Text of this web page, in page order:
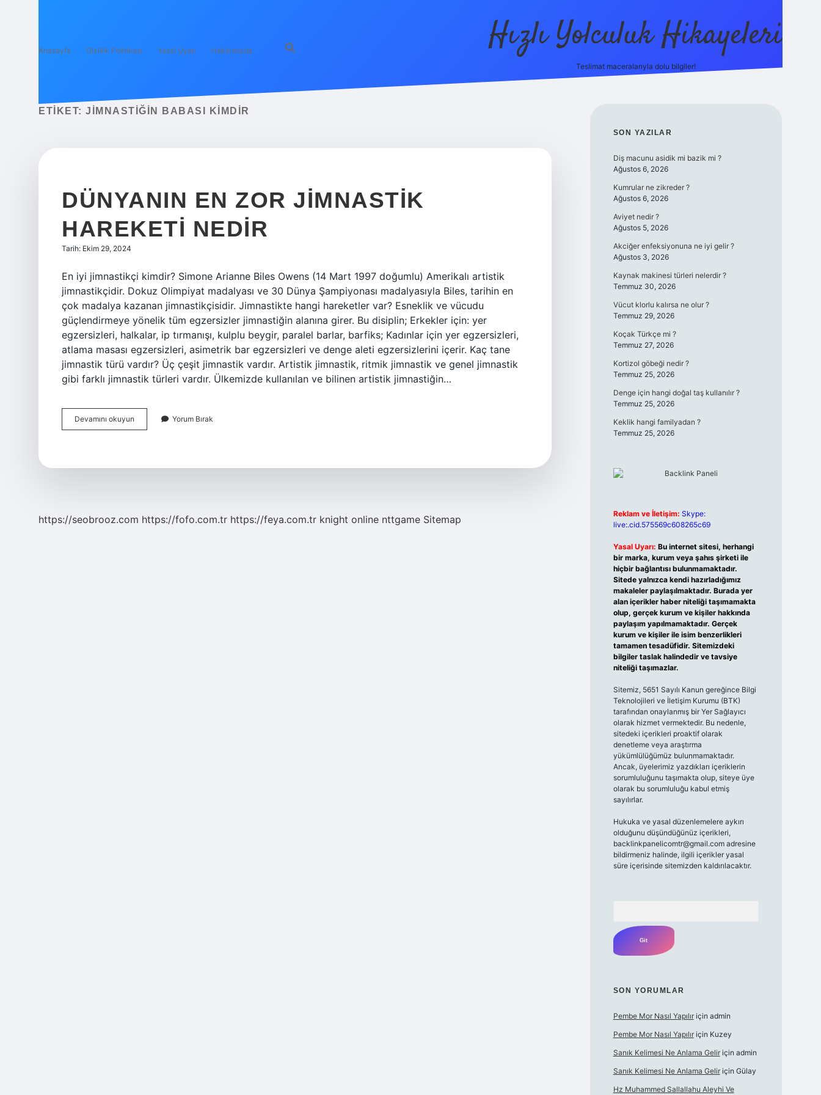
Anasayfa Gizlilik Politikası Yasal Uyarı Hakkımızda Hızlı Yolculuk Hikayeleri
Teslimat maceralarıyla dolu bilgiler!
ETIKET: JIMNASTIĞIN BABASI KIMDIR
DÜNYANIN EN ZOR JIMNASTIK
HAREKETI NEDIR
Tarih: Ekim 29, 2024
En iyi jimnastikçi kimdir? Simone Arianne Biles Owens (14 Mart 1997 doğumlu) Amerikalı artistik
jimnastikçidir. Dokuz Olimpiyat madalyası ve 30 Dünya Şampiyonası madalyasıyla Biles, tarihin en
çok madalya kazanan jimnastikçisidir. Jimnastikte hangi hareketler var? Esneklik ve vücudu
güçlendirmeye yönelik tüm egzersizler jimnastiğin alanına girer. Bu disiplin; Erkekler için: yer
egzersizleri, halkalar, ip tırmanışı, kulplu beygir, paralel barlar, barfiks; Kadınlar için yer egzersizleri,
atlama masası egzersizleri, asimetrik bar egzersizleri ve denge aleti egzersizlerini içerir. Kaç tane
jimnastik türü vardır? Üç çeşit jimnastik vardır. Artistik jimnastik, ritmik jimnastik ve genel jimnastik
gibi farklı jimnastik türleri vardır. Ülkemizde kullanılan ve bilinen artistik jimnastiğin…
Devamını okuyun Dünyanın
En
Yorum Bırak
https://seobrooz.com https://fofo.com.tr https://feya.com.tr knight online nttgame Sitemap
SIDEBAR
SON YAZILAR
Diş macunu asidik mi bazik mi ?
Ağustos 6, 2026
Kumrular ne zikreder ?
Ağustos 6, 2026
Aviyet nedir ?
Ağustos 5, 2026
Akciğer enfeksiyonuna ne iyi gelir ?
Ağustos 3, 2026
Kaynak makinesi türleri nelerdir ?
Temmuz 30, 2026
Vücut klorlu kalırsa ne olur ?
Temmuz 29, 2026
Koçak Türkçe mi ?
Temmuz 27, 2026
Kortizol göbeği nedir ?
Temmuz 25, 2026
Denge için hangi doğal taş kullanılır ?
Temmuz 25, 2026
Keklik hangi familyadan ?
Temmuz 25, 2026
Reklam ve İletişim: Skype:
live:.cid.575569c608265c69
Yasal Uyarı: Bu internet sitesi, herhangi
bir marka, kurum veya şahıs şirketi ile
hiçbir bağlantısı bulunmamaktadır.
Sitede yalnızca kendi hazırladığımız
makaleler paylaşılmaktadır. Burada yer
alan içerikler haber niteliği taşımamakta
olup, gerçek kurum ve kişiler hakkında
paylaşım yapılmamaktadır. Gerçek
kurum ve kişiler ile isim benzerlikleri
tamamen tesadüfidir. Sitemizdeki
bilgiler taslak halindedir ve tavsiye
niteliği taşımazlar.
Sitemiz, 5651 Sayılı Kanun gereğince Bilgi
Teknolojileri ve İletişim Kurumu (BTK)
tarafından onaylanmış bir Yer Sağlayıcı
olarak hizmet vermektedir. Bu nedenle,
sitedeki içerikleri proaktif olarak
denetleme veya araştırma
yükümlülüğümüz bulunmamaktadır.
Ancak, üyelerimiz yazdıkları içeriklerin
sorumluluğunu taşımakta olup, siteye üye
olarak bu sorumluluğu kabul etmiş
sayılırlar.
Hukuka ve yasal düzenlemelere aykırı
olduğunu düşündüğünüz içerikleri,
backlinkpanelicomtr@gmail.comadresine
bildirmeniz halinde, ilgili içerikler yasal
süre içerisinde sitemizden kaldırılacaktır.
SON YORUMLAR
Pembe Mor Nasıl Yapılıriçin admin
Pembe Mor Nasıl Yapılıriçin Kuzey
Sanık Kelimesi Ne Anlama Geliriçin admin
Sanık Kelimesi Ne Anlama Geliriçin Gülay
Hz Muhammed Sallallahu Aleyhi Ve